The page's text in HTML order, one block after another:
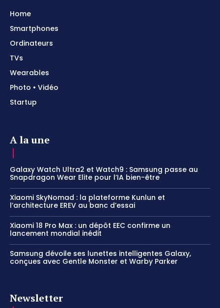
Home
Smartphones
Ordinateurs
TVs
Wearables
Photo • Vidéo
Startup
A la une
Galaxy Watch Ultra2 et Watch9 : Samsung passe au
Snapdragon Wear Elite pour l’IA bien-être
Xiaomi SkyNomad : la plateforme Kunlun et
l’architecture EREV au banc d’essai
Xiaomi 18 Pro Max : un dépôt EEC confirme un
lancement mondial inédit
Samsung dévoile ses lunettes intelligentes Galaxy,
conçues avec Gentle Monster et Warby Parker
Newsletter